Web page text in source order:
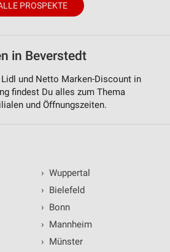
PROSPEKTE
in Beverstedt
und Netto Marken-Discount in
findest Du alles zum Thema
und Öffnungszeiten.
› Wuppertal
› Bielefeld
› Bonn
› Mannheim
› Münster